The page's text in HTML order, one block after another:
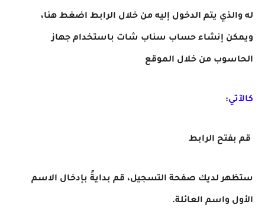
له والذي يتم الدخول إليه من خلال الرابط اضغط هنا،
ويمكن إنشاء حساب سناب شات باستخدام جهاز
الحاسوب من خلال الموقع
كالآتي:
قم بفتح الرابط
ستظهر لديك صفحة التسجيل، قم بدايةً بإدخال الاسم
الأول واسم العائلة.